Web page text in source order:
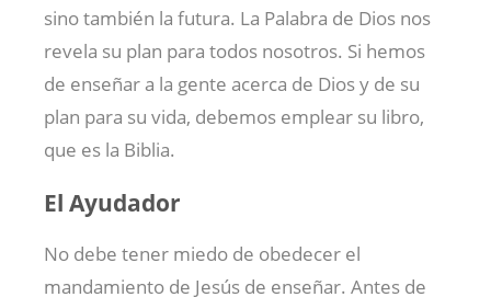
sino también la futura. La Palabra de Dios nos
revela su plan para todos nosotros. Si hemos
de enseñar a la gente acerca de Dios y de su
plan para su vida, debemos emplear su libro,
que es la Biblia.
El Ayudador
No debe tener miedo de obedecer el
mandamiento de Jesús de enseñar. Antes de